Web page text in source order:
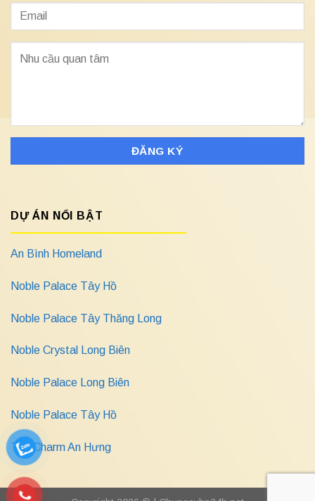
DỰ ÁN NỔI BẬT
An Bình Homeland
Noble Palace Tây Hồ
Noble Palace Tây Thăng Long
Noble Crystal Long Biên
Noble Palace Long Biên
Noble Palace Tây Hồ
The Charm An Hưng